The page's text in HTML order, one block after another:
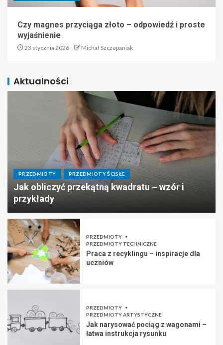
Czy magnes przyciąga złoto – odpowiedź i proste
wyjaśnienie
23 stycznia 2026 Michał Szczepaniak
Aktualności
PRZEDMIOTY PRZEDMIOTY ŚCISŁE
Jak obliczyć przekątną kwadratu – wzór i
przykłady
PRZEDMIOTY
PRZEDMIOTY TECHNICZNE
Praca z recyklingu – inspiracje dla
uczniów
PRZEDMIOTY
PRZEDMIOTY ARTYSTYCZNE
Jak narysować pociąg z wagonami –
łatwa instrukcja rysunku